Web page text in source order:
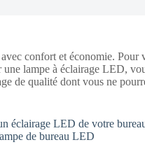
confort et économie. Pour
une lampe à éclairage LED,
de qualité dont vous ne
de bureau LED